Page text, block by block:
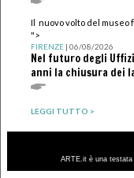
Il nuovo volto del museo
">
FIRENZE| 06/08/2026
Nel futuro degli
anni la chiusura dei
LEGGI TUTTO >
ARTE.it è una